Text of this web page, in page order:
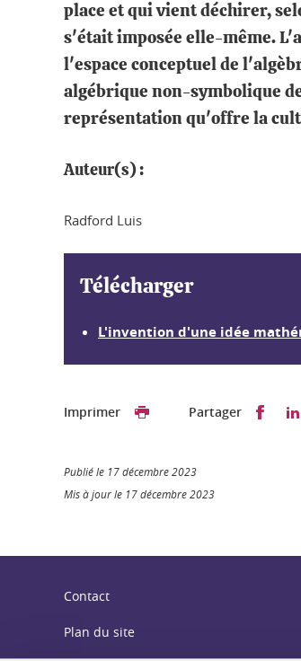
place et qui vient déchirer,
s'était imposée elle-même.
l'espace conceptuel de
algébrique non-symbolique
représentation qu'offre la
Auteur(s) :
Radford Luis
Télécharger
L'invention d'une idée
Imprimer Partager
Publié le 17 décembre 2023
Mis à jour le 17 décembre 2023
Contact
Plan du site